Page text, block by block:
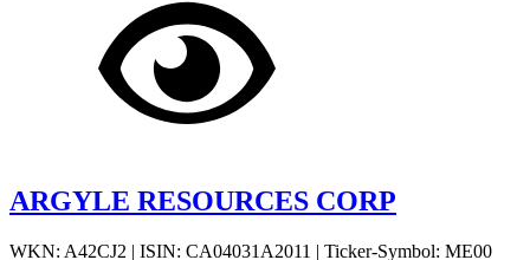
ARGYLE RESOURCES CORP
WKN: A42CJ2 | ISIN: CA04031A2011 | Ticker-Symbol: ME00